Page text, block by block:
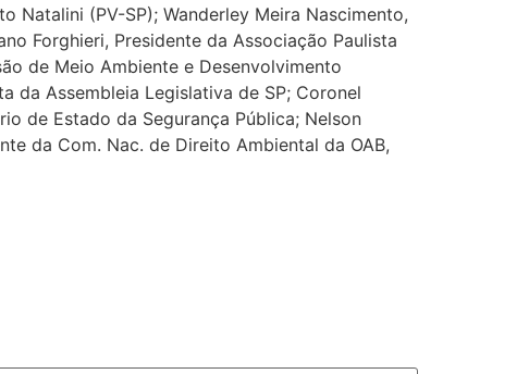
Natalini (PV-SP); Wanderley Meira Nascimento,
Forghieri, Presidente da Associação Paulista
de Meio Ambiente e Desenvolvimento
da Assembleia Legislativa de SP; Coronel
de Estado da Segurança Pública; Nelson
da Com. Nac. de Direito Ambiental da OAB,